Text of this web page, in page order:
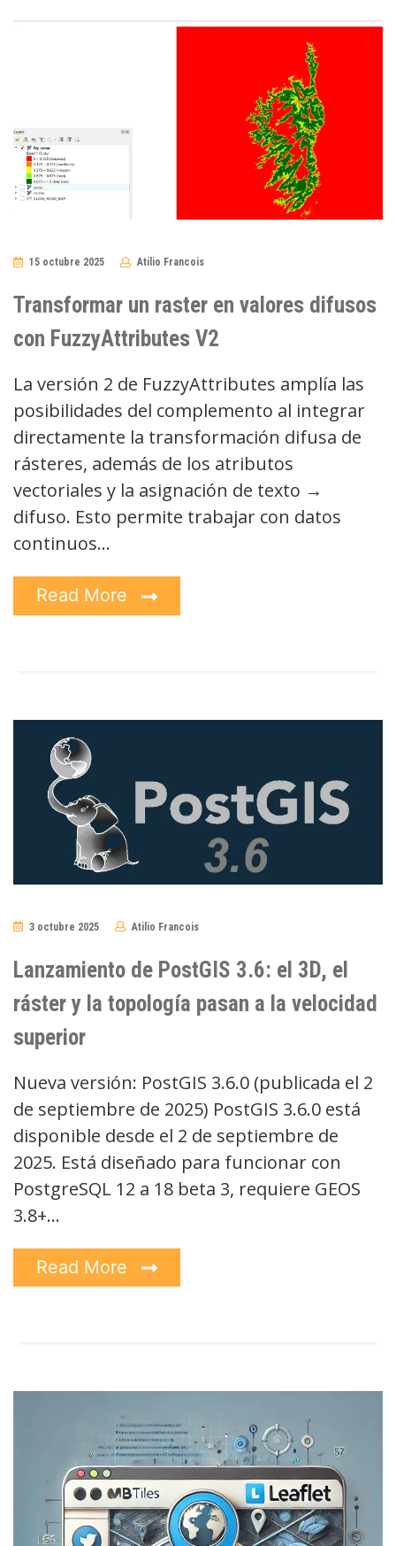
15 octubre 2025 Atilio Francois
Transformar un raster en valores difusos
con FuzzyAttributes V2
La versión 2 de FuzzyAttributes amplía las
posibilidades del complemento al integrar
directamente la transformación difusa de
rásteres, además de los atributos
vectoriales y la asignación de texto →
difuso. Esto permite trabajar con datos
continuos…
Read More
3 octubre 2025 Atilio Francois
Lanzamiento de PostGIS 3.6: el 3D, el
ráster y la topología pasan a la velocidad
superior
Nueva versión: PostGIS 3.6.0 (publicada el 2
de septiembre de 2025) PostGIS 3.6.0 está
disponible desde el 2 de septiembre de
2025. Está diseñado para funcionar con
PostgreSQL 12 a 18 beta 3, requiere GEOS
3.8+…
Read More